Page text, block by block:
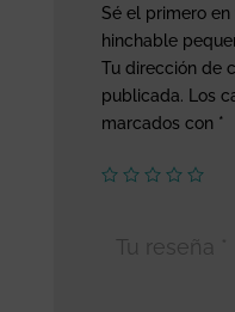
Sé el primero en
hinchable
Tu dirección de
publicada. Los
marcados con *